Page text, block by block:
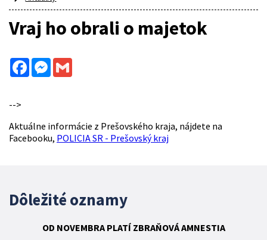
Vraj ho obrali o majetok
FacebookMessenger
-->
Aktuálne informácie z Prešovského kraja, nájdete na
Facebooku, POLICIA SR - Prešovský kraj
Dôležité oznamy
OD NOVEMBRA PLATÍ ZBRAŇOVÁAMNESTIA